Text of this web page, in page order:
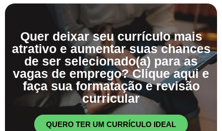
Quer deixar seu currículo mais
atrativo e aumentar suas chances
de ser selecionado(a) para as
vagas de emprego? Clique aqui e
faça sua formatação e revisão
curricular
QUERO TER UM CURRÍCULO IDEAL